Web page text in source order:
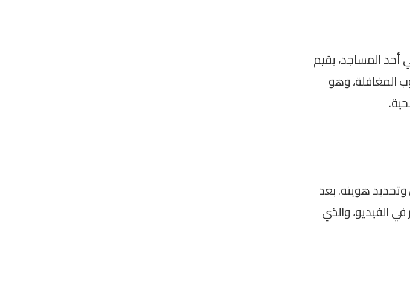
عامل في أحد المساجد، يقيم
المغافلة، وهو
وتحديد هويته. بعد
الفيديو، والذي